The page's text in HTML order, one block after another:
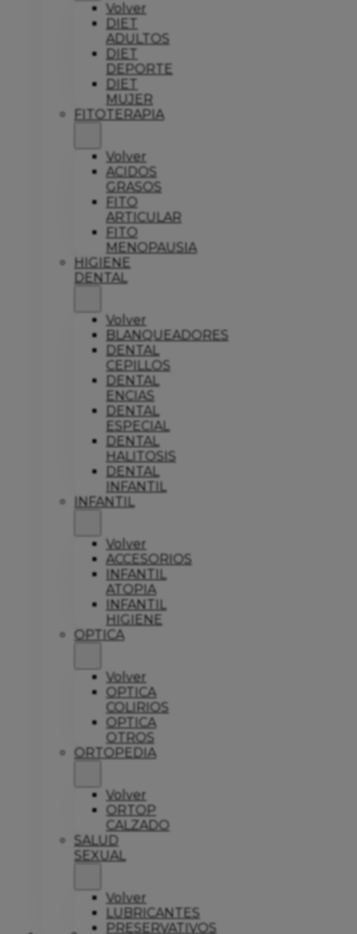
Volver
DIET
ADULTOS
DIET
DEPORTE
DIET
MUJER
FITOTERAPIA
Volver
ACIDOS
GRASOS
FITO
ARTICULAR
FITO
MENOPAUSIA
HIGIENE
DENTAL
Volver
BLANQUEADORES
DENTAL
CEPILLOS
DENTAL
ENCIAS
DENTAL
ESPECIAL
DENTAL
HALITOSIS
DENTAL
INFANTIL
INFANTIL
Volver
ACCESORIOS
INFANTIL
ATOPIA
INFANTIL
HIGIENE
OPTICA
Volver
OPTICA
COLIRIOS
OPTICA
OTROS
ORTOPEDIA
Volver
ORTOP
CALZADO
SALUD
SEXUAL
Volver
LUBRICANTES
PRESERVATIVOS